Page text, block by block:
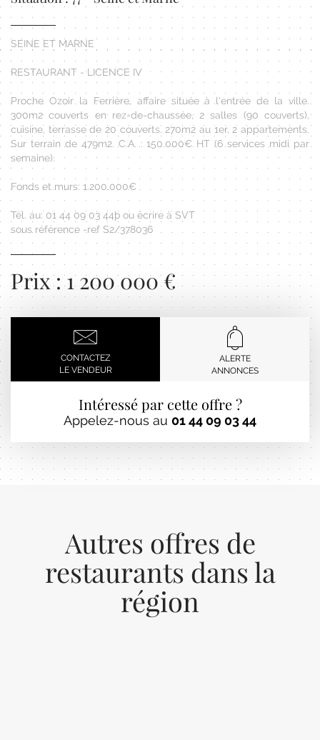
SEINE ET MARNE
RESTAURANT - LICENCE IV
Proche Ozoir la Ferrière, affaire située à l'entrée de la ville.
300m2 couverts en rez-de-chaussée, 2 salles (90 couverts),
cuisine, terrasse de 20 couverts. 270m2 au 1er, 2 appartements.
Sur terrain de 479m2. C.A. : 150.000€ HT (6 services midi par
semaine).
Fonds et murs: 1.200.000€
Tél. au: 01 44 09 03 44þ ou écrire à SVT
sous référence -ref S2/378036
Prix : 1 200 000 €
CONTACTEZ
LE VENDEUR
ALERTE
ANNONCES
Intéressé par cette offre ?
Appelez-nous au 01 44 09 03 44
Autres offres de
restaurants dans la
région